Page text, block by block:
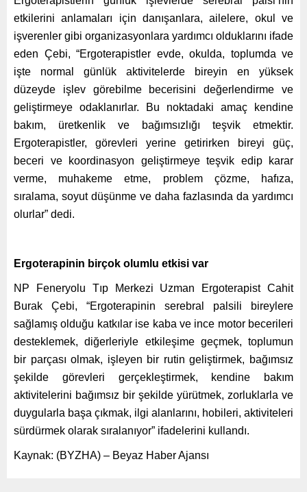
etkilerini anlamaları için danışanlara, ailelere, okul ve
işverenler gibi organizasyonlara yardımcı olduklarını ifade
eden Çebi, “Ergoterapistler evde, okulda, toplumda ve
işte normal günlük aktivitelerde bireyin en yüksek
düzeyde işlev görebilme becerisini değerlendirme ve
geliştirmeye odaklanırlar. Bu noktadaki amaç kendine
bakım, üretkenlik ve bağımsızlığı teşvik etmektir.
Ergoterapistler, görevleri yerine getirirken bireyi güç,
beceri ve koordinasyon geliştirmeye teşvik edip karar
verme, muhakeme etme, problem çözme, hafıza,
sıralama, soyut düşünme ve daha fazlasında da yardımcı
olurlar” dedi.
Ergoterapinin birçok olumlu etkisi var
NP Feneryolu Tıp Merkezi Uzman Ergoterapist Cahit
Burak Çebi, “Ergoterapinin serebral palsili bireylere
sağlamış olduğu katkılar ise kaba ve ince motor becerileri
desteklemek, diğerleriyle etkileşime geçmek, toplumun
bir parçası olmak, işleyen bir rutin geliştirmek, bağımsız
şekilde görevleri gerçekleştirmek, kendine bakım
aktivitelerini bağımsız bir şekilde yürütmek, zorluklarla ve
duygularla başa çıkmak, ilgi alanlarını, hobileri, aktiviteleri
sürdürmek olarak sıralanıyor” ifadelerini kullandı.
Kaynak: (BYZHA) – Beyaz Haber Ajansı